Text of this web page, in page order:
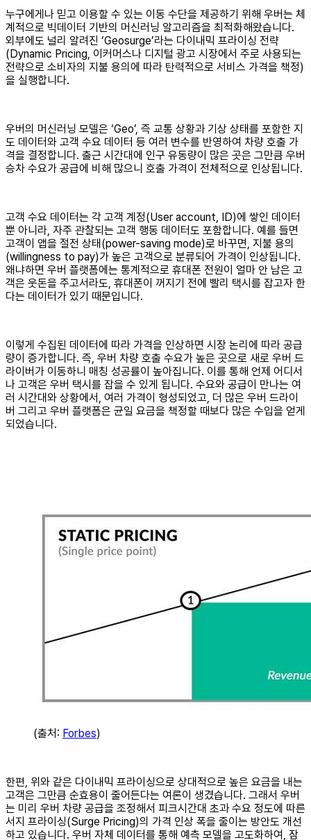
누구에게나 믿고 이용할 수 있는 이동 수단을 제공하기 위해 우버는 체
계적으로 빅데이터 기반의 머신러닝 알고리즘을 최적화해왔습니다.
외부에도 널리 알려진 ‘Geosurge’라는 다이내믹 프라이싱 전략
(Dynamic Pricing, 이커머스나 디지털 광고 시장에서 주로 사용되는
전략으로 소비자의 지불 용의에 따라 탄력적으로 서비스 가격을 책정)
을 실행합니다.
우버의 머신러닝 모델은 ‘Geo’, 즉 교통 상황과 기상 상태를 포함한 지
도 데이터와 고객 수요 데이터 등 여러 변수를 반영하여 차량 호출 가
격을 결정합니다. 출근 시간대에 인구 유동량이 많은 곳은 그만큼 우버
승차 수요가 공급에 비해 많으니 호출 가격이 전체적으로 인상됩니다.
고객 수요 데이터는 각 고객 계정(User account, ID)에 쌓인 데이터
뿐 아니라, 자주 관찰되는 고객 행동 데이터도 포함합니다. 예를 들면
고객이 앱을 절전 상태(power-saving mode)로 바꾸면, 지불 용의
(willingness to pay)가 높은 고객으로 분류되어 가격이 인상됩니다.
왜냐하면 우버 플랫폼에는 통계적으로 휴대폰 전원이 얼마 안 남은 고
객은 웃돈을 주고서라도, 휴대폰이 꺼지기 전에 빨리 택시를 잡고자 한
다는 데이터가 있기 때문입니다.
이렇게 수집된 데이터에 따라 가격을 인상하면 시장 논리에 따라 공급
량이 증가합니다. 즉, 우버 차량 호출 수요가 높은 곳으로 새로 우버 드
라이버가 이동하니 매칭 성공률이 높아집니다. 이를 통해 언제 어디서
나 고객은 우버 택시를 잡을 수 있게 됩니다. 수요와 공급이 만나는 여
러 시간대와 상황에서, 여러 가격이 형성되었고, 더 많은 우버 드라이
버 그리고 우버 플랫폼은 균일 요금을 책정할 때보다 많은 수입을 얻게
되었습니다.
(출처: Forbes)
한편, 위와 같은 다이내믹 프라이싱으로 상대적으로 높은 요금을 내는
고객은 그만큼 순효용이 줄어든다는 여론이 생겼습니다. 그래서 우버
는 미리 우버 차량 공급을 조정해서 피크시간대 초과 수요 정도에 따른
서지 프라이싱(Surge Pricing)의 가격 인상 폭을 줄이는 방안도 개선
하고 있습니다. 우버 자체 데이터를 통해 예측 모델을 고도화하여, 잠